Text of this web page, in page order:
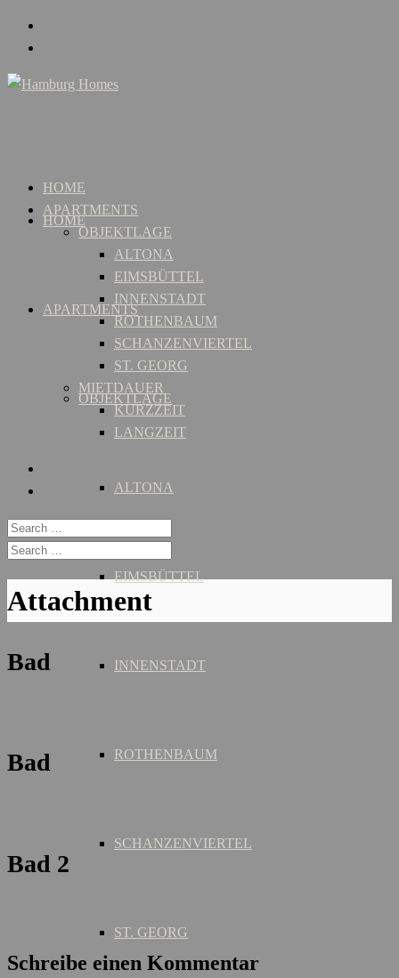
HOME
APARTMENTS
OBJEKTLAGE
ALTONA
EIMSBÜTTEL
INNENSTADT
ROTHENBAUM
SCHANZENVIERTEL
ST. GEORG
HOME
APARTMENTS
OBJEKTLAGE
ALTONA
EIMSBÜTTEL
INNENSTADT
ROTHENBAUM
SCHANZENVIERTEL
ST. GEORG
MIETDAUER
KURZZEIT
LANGZEIT
Attachment
Bad
Bad
Bad 2
Schreibe einen Kommentar